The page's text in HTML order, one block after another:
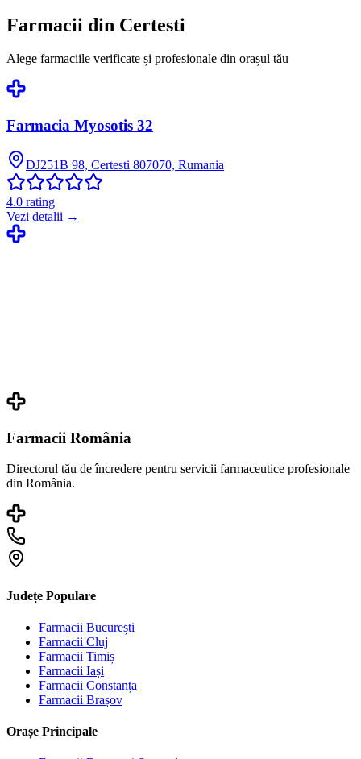
Farmacii din Certesti
Alege farmaciile verificate și profesionale din orașul tău
Farmacia Myosotis 32
DJ251B 98, Certesti 807070, Rumania
4.0 rating
Vezi detalii →
Farmacii România
Directorul tău de încredere pentru servicii farmaceutice profesionale
din România.
Județe Populare
Farmacii București
Farmacii Cluj
Farmacii Timiș
Farmacii Iași
Farmacii Constanța
Farmacii Brașov
Orașe Principale